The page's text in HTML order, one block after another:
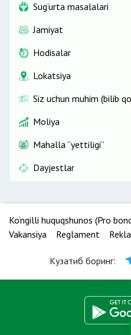
Sug‘urta masalalari
Jamiyat
Hodisalar
Lokatsiya
Siz uchun muhim (bilib
Moliya
Mahalla “yettiligi”
Dayjestlar
Ko‘ngilli huquqshunos (Pro
Vakansiya
Reglament
Кузатиб боринг: